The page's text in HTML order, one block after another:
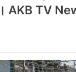
AKB TV